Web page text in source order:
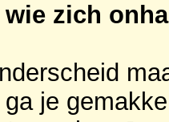
zich
je